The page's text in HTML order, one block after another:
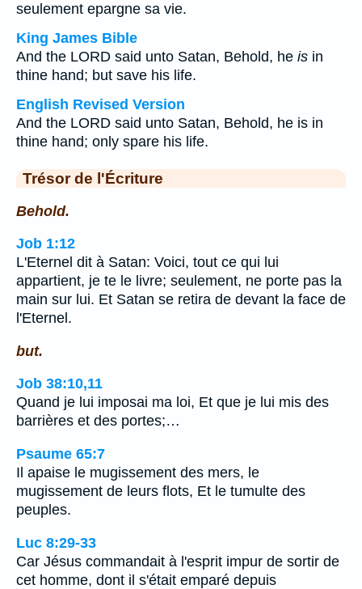
seulement epargne sa vie.
King James Bible
And the LORD said unto Satan, Behold, he is in
thine hand; but save his life.
English Revised Version
And the LORD said unto Satan, Behold, he is in
thine hand; only spare his life.
Trésor de l'Écriture
Behold.
Job 1:12
L'Eternel dit à Satan: Voici, tout ce qui lui
appartient, je te le livre; seulement, ne porte pas la
main sur lui. Et Satan se retira de devant la face de
l'Eternel.
but.
Job 38:10,11
Quand je lui imposai ma loi, Et que je lui mis des
barrières et des portes;…
Psaume 65:7
Il apaise le mugissement des mers, le
mugissement de leurs flots, Et le tumulte des
peuples.
Luc 8:29-33
Car Jésus commandait à l'esprit impur de sortir de
cet homme, dont il s'était emparé depuis